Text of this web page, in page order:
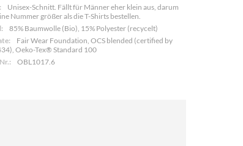
Unisex-Schnitt. Fällt für Männer eher klein aus, darum
Nummer größer als die T-Shirts bestellen.
85% Baumwolle (Bio), 15% Polyester (recycelt)
Fair Wear Foundation, OCS blended (certified by
Oeko-Tex® Standard 100
OBL1017.6